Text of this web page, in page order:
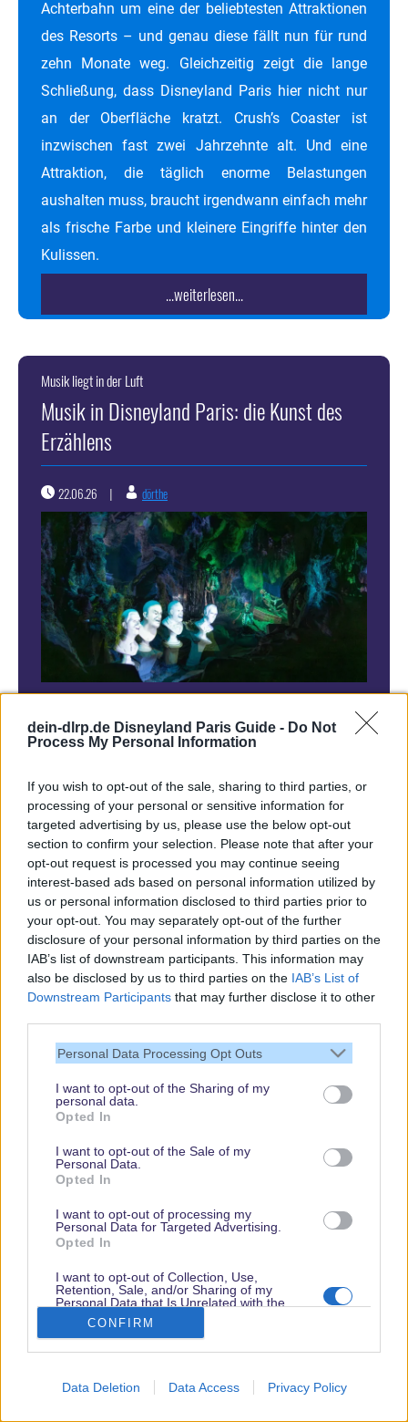
dein-dlrp.de Disneyland Paris Guide - Do Not
Process My Personal Information
If you wish to opt-out of the sale, sharing to third parties, or
processing of your personal or sensitive information for
targeted advertising by us, please use the below opt-out
section to confirm your selection. Please note that after your
opt-out request is processed you may continue seeing
interest-based ads based on personal information utilized by
us or personal information disclosed to third parties prior to
your opt-out. You may separately opt-out of the further
disclosure of your personal information by third parties on the
IAB’s list of downstream participants. This information may
also be disclosed by us to third parties on the IAB’s List of
Downstream Participants that may further disclose it to other
Personal Data Processing Opt Outs
I want to opt-out of the Sharing of my
personal data.
Opted In
I want to opt-out of the Sale of my
Personal Data.
Opted In
I want to opt-out of processing my
Personal Data for Targeted Advertising.
Opted In
I want to opt-out of Collection, Use,
Retention, Sale, and/or Sharing of my
Personal Data that Is Unrelated with the
Purposes for which it was collected.
Opted Out
CONFIRM
Data Deletion Data Access Privacy Policy
Achterbahn um eine der beliebtesten Attraktionen
des Resorts – und genau diese fällt nun für rund
zehn Monate weg. Gleichzeitig zeigt die lange
Schließung, dass Disneyland Paris hier nicht nur
an der Oberfläche kratzt. Crush’s Coaster ist
inzwischen fast zwei Jahrzehnte alt. Und eine
Attraktion, die täglich enorme Belastungen
aushalten muss, braucht irgendwann einfach mehr
als frische Farbe und kleinere Eingriffe hinter den
Kulissen.
...weiterlesen...
Musik liegt in der Luft
Musik in Disneyland Paris: die Kunst des
Erzählens
22.06.26 dörthe
Es gibt Melodien, die reichen aus, um Euch sofort
nach Disneyland Paris zu versetzen. Ein paar
of the Caribbean, der Ragtime auf der Main Street,
U.S.A. oder eine Showmusik, die Euch einfach
nicht aus dem Kopf geht.
Genau darin liegt eine der großen Stärken der
Disney Parks: Musik ist dort nie nur Hintergrund.
Sie lenkt den Blick, verändert die Stimmung,
erzählt von Orten, Figuren und Geschichten, noch
bestimmten Situation verbunden ist.
In diesem Artikel geht es darum, welche Rolle
Musik in Disneyland Paris spielt. Wie wird das
musikalische Erbe von Disney hier aufgegriffen?
seiner amerikanischen Vorbilder, oder wird ein
eigener europäischer Klang erzeugt? Kann das
überhaupt funktionieren?